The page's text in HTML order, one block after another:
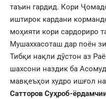
таъин гардид. Кори
иштирок кардани
моҳияти кори сардориро
Мушаххасоташ дар поён
Тибқи нақли дӯстон аз
шахсони наздик ба
мавқеъҳои худро ишғол
Сатторов Суҳроб-